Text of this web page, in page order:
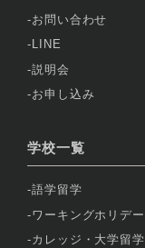
お問い合わせ
LINE
説明会
お申し込み
学校一覧
語学留学
ワーキングホリデー
カレッジ・大学留学